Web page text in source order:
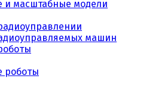
и масштабные модели
машин
роботы